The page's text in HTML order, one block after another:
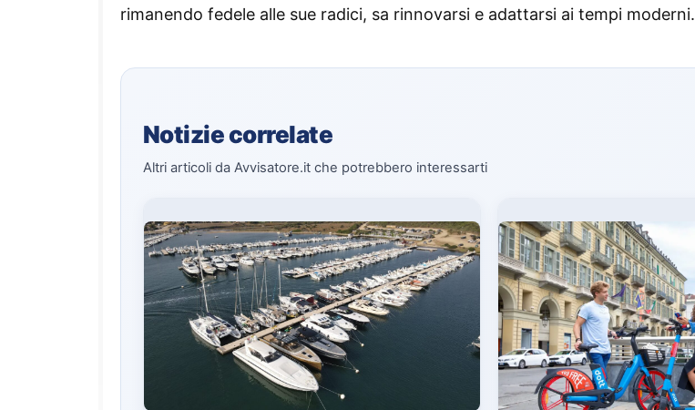
rimanendo fedele alle sue radici, sa rinnovarsi e adattarsi ai tempi moderni.
Notizie correlate
Altri articoli da Avvisatore.it che potrebbero interessarti